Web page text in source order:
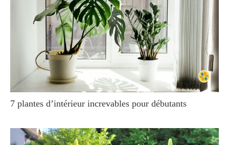
7 plantes d’intérieur increvables pour débutants